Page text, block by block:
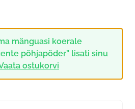
mänguasi koerale
põhjapõder” lisati sinu
ostukorvi